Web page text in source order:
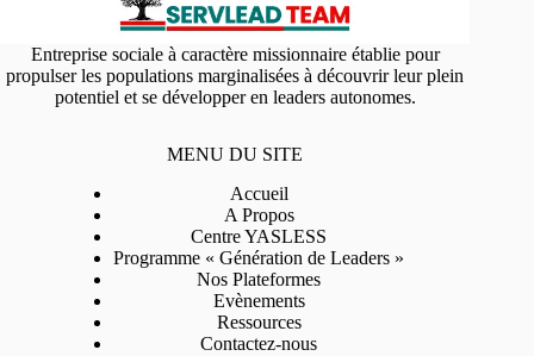
Entreprise sociale à caractère missionnaire établie pour
propulser les populations marginalisées à découvrir leur plein
potentiel et se développer en leaders autonomes.
MENU DU SITE
Accueil
A Propos
Centre YASLESS
Programme « Génération de Leaders »
Nos Plateformes
Evènements
Ressources
Contactez-nous